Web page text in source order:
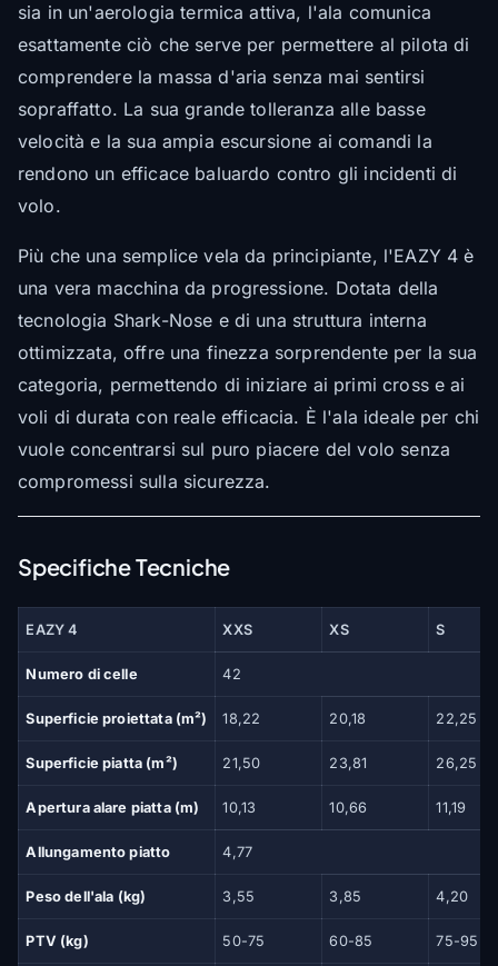
sia in un'aerologia termica attiva, l'ala comunica
esattamente ciò che serve per permettere al pilota di
comprendere la massa d'aria senza mai sentirsi
sopraffatto. La sua grande tolleranza alle basse
velocità e la sua ampia escursione ai comandi la
rendono un efficace baluardo contro gli incidenti di
volo.
Più che una semplice vela da principiante, l'EAZY 4 è
una vera macchina da progressione. Dotata della
tecnologia Shark-Nose e di una struttura interna
ottimizzata, offre una finezza sorprendente per la sua
categoria, permettendo di iniziare ai primi cross e ai
voli di durata con reale efficacia. È l'ala ideale per chi
vuole concentrarsi sul puro piacere del volo senza
compromessi sulla sicurezza.
Specifiche Tecniche
EAZY 4 XXS XS S
Numero di celle 42
Superficie proiettata (m²) 18,22 20,18 22,25
Superficie piatta (m²) 21,50 23,81 26,25
Apertura alare piatta (m) 10,13 10,66 11,19
Allungamento piatto 4,77
Peso dell'ala (kg) 3,55 3,85 4,20
PTV (kg) 50-75 60-85 75-95